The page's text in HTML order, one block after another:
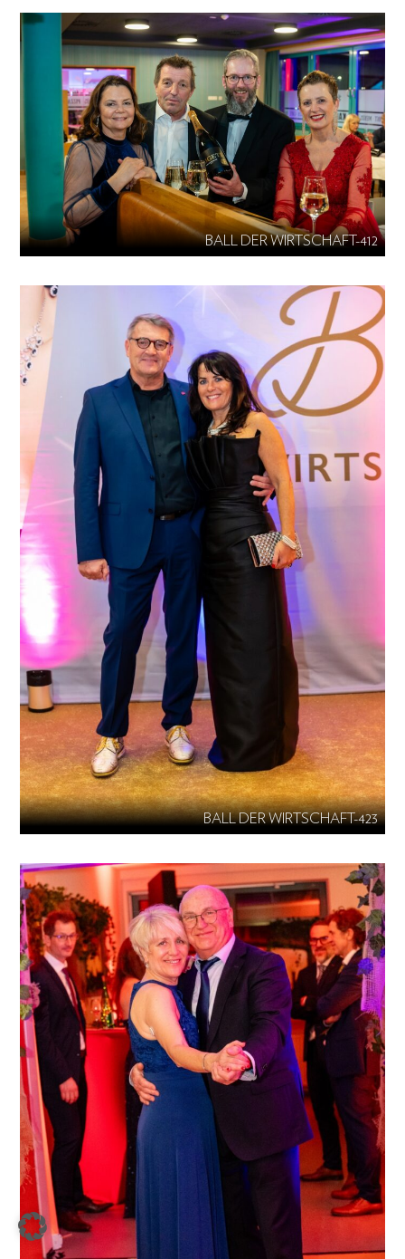
BALL DER WIRTSCHAFT-412
BALL DER WIRTSCHAFT-423